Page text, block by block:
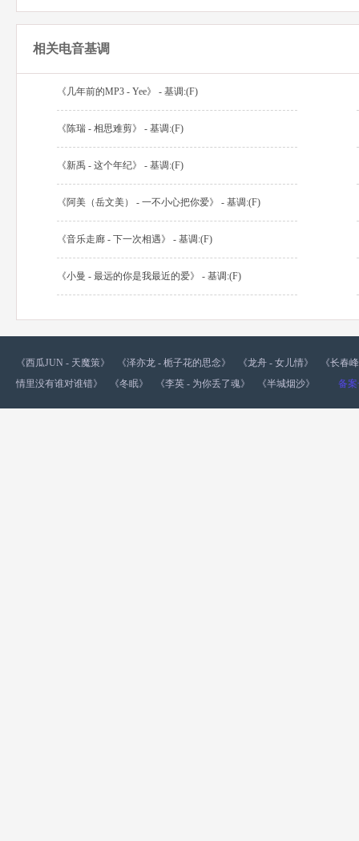
相关电音基调
《几年前的MP3 - Yee》 - 基调:(F)
《陈瑞 - 相思难剪》 - 基调:(F)
《新禹 - 这个年纪》 - 基调:(F)
《阿美（岳文美） - 一不小心把你爱》 - 基调:(F)
《音乐走廊 - 下一次相遇》 - 基调:(F)
《小曼 - 最远的你是我最近的爱》 - 基调:(F)
《西瓜JUN - 天魔策》 《泽亦龙 - 栀子花的思念》 《龙舟 - 女儿情》
《长春
情里没有谁对谁错》
《冬眠》 《李英 - 为你丢了魂》 《半城烟沙》 备